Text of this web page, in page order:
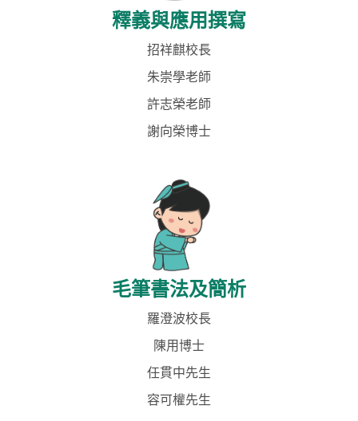
釋義與應用撰寫
招祥麒校長
朱崇學老師
許志榮老師
謝向榮博士
毛筆書法及簡析
羅澄波校長
陳用博士
任貫中先生
容可權先生